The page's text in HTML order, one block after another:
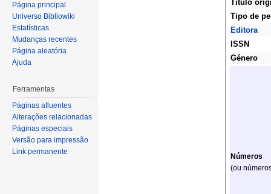
Título
Tipo de
Editora
ISSN
Género
Números
(ou
Página principal
Universo Bibliowiki
Estatísticas
Mudanças recentes
Página aleatória
Ajuda
Ferramentas
Páginas afluentes
Alterações relacionadas
Páginas especiais
Versão para impressão
Link permanente